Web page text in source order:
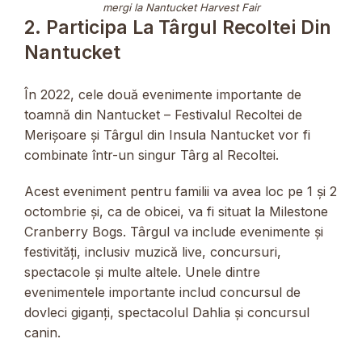
mergi la Nantucket Harvest Fair
2. Participa La Târgul Recoltei Din
Nantucket
În 2022, cele două evenimente importante de
toamnă din Nantucket – Festivalul Recoltei de
Merișoare și Târgul din Insula Nantucket vor fi
combinate într-un singur Târg al Recoltei.
Acest eveniment pentru familii va avea loc pe 1 și 2
octombrie și, ca de obicei, va fi situat la Milestone
Cranberry Bogs. Târgul va include evenimente și
festivități, inclusiv muzică live, concursuri,
spectacole și multe altele. Unele dintre
evenimentele importante includ concursul de
dovleci giganți, spectacolul Dahlia și concursul
canin.